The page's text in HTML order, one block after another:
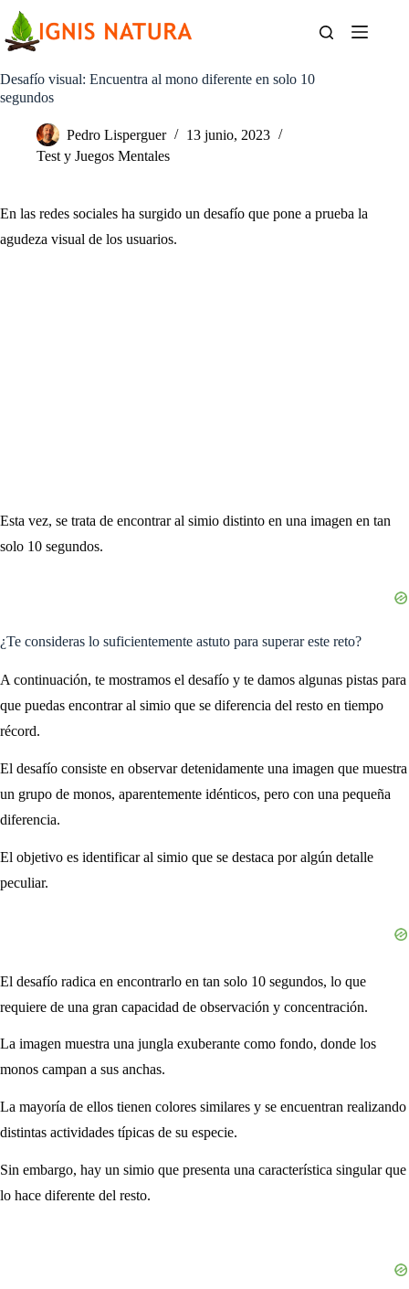
contenido
Desafío visual: Encuentra al mono diferente en solo 10
segundos
Pedro Lisperguer
13 junio, 2023
Test y Juegos Mentales
En las redes sociales ha surgido un desafío que pone a prueba la
agudeza visual de los usuarios.
Esta vez, se trata de encontrar al simio distinto en una imagen en tan
solo 10 segundos.
¿Te consideras lo suficientemente astuto para superar este reto?
A continuación, te mostramos el desafío y te damos algunas pistas para
que puedas encontrar al simio que se diferencia del resto en tiempo
récord.
El desafío consiste en observar detenidamente una imagen que muestra
un grupo de monos, aparentemente idénticos, pero con una pequeña
diferencia.
El objetivo es identificar al simio que se destaca por algún detalle
peculiar.
El desafío radica en encontrarlo en tan solo 10 segundos, lo que
requiere de una gran capacidad de observación y concentración.
La imagen muestra una jungla exuberante como fondo, donde los
monos campan a sus anchas.
La mayoría de ellos tienen colores similares y se encuentran realizando
distintas actividades típicas de su especie.
Sin embargo, hay un simio que presenta una característica singular que
lo hace diferente del resto.